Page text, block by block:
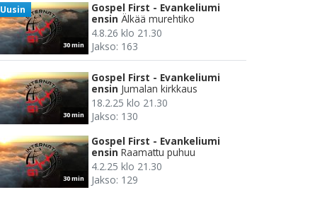
30 min
Uusin
Gospel First - Evankeliumi
ensin Älkää murehtiko
4.8.26 klo 21.30
Jakso: 163
30 min
Gospel First - Evankeliumi
ensin Jumalan kirkkaus
18.2.25 klo 21.30
Jakso: 130
30 min
Gospel First - Evankeliumi
ensin Raamattu puhuu
4.2.25 klo 21.30
Jakso: 129